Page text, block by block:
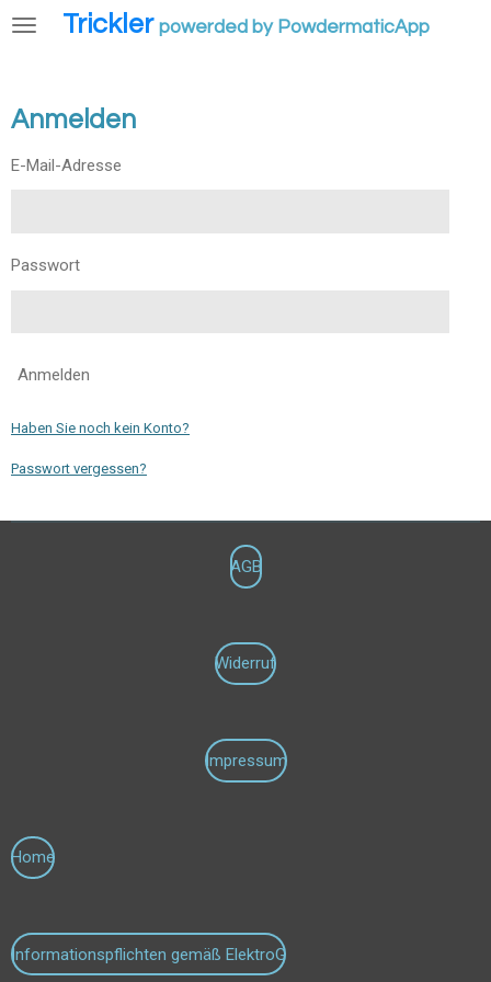
Zum
Trickler powerded by PowdermaticApp
Anmelden
E-Mail-Adresse
Passwort
Anmelden
Haben Sie noch kein Konto?
Passwort vergessen?
AGB
Widerruf
Impressum
Home
Informationspflichten gemäß ElektroG